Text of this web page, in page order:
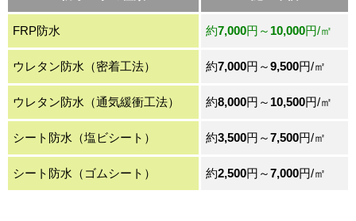
FRP防水 約7,000円～ 10,000円/㎡
ウレタン防水（密着工法） 約7,000円～9,500円/㎡
ウレタン防水（通気緩衝工法） 約8,000円～ 10,500円/㎡
シート防水（塩ビシート） 約3,500円～7,500円/㎡
シート防水（ゴムシート） 約2,500円～7,000円/㎡